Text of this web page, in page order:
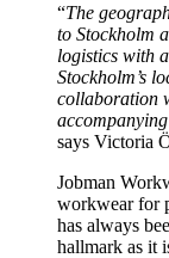
“The
to Stockholm
logistics with
Stockholm’s
collaboration
says Victoria
Jobman
workwear for
has always
hallmark as it